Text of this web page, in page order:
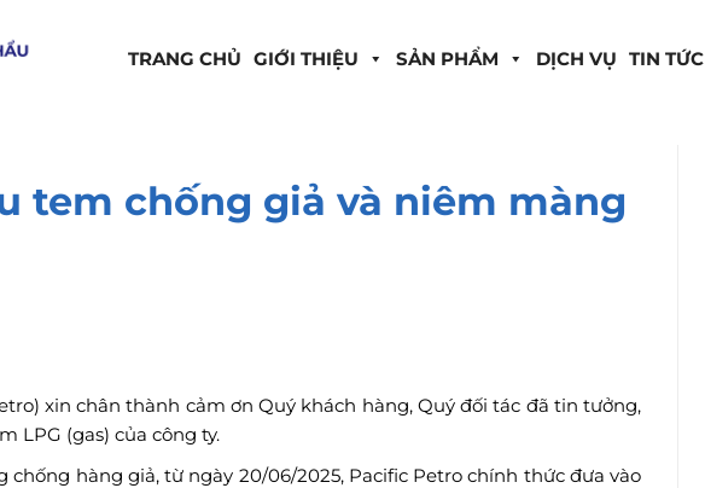
TRANG CHỦ GIỚI THIỆU SẢN PHẨM DỊCH VỤ TIN TỨC
tem chống giả và niêm màng
xin chân thành cảm ơn Quý khách hàng, Quý đối tác đã tin tưởng,
LPG (gas) của công ty.
hàng giả, từ ngày 20/06/2025, Pacific Petro chính thức đưa vào